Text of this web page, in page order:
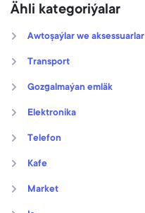
Ähli kategoriýalar
Awtoşaýlar we aksessuarlar
Transport
Gozgalmaýan emläk
Elektronika
Telefon
Kafe
Market